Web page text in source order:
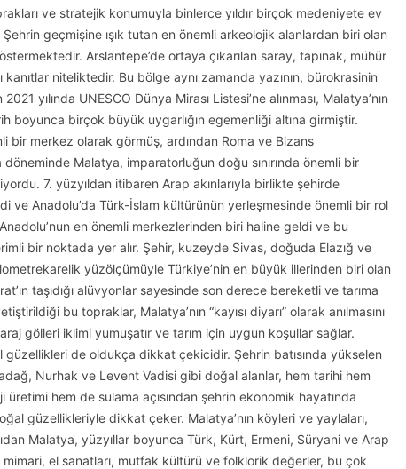
ve stratejik konumuyla binlerce yıldır birçok medeniyete ev
geçmişine ışık tutan en önemli arkeolojik alanlardan biri olan
Arslantepe’de ortaya çıkarılan saray, tapınak, mühür
niteliktedir. Bu bölge aynı zamanda yazının, bürokrasinin
yılında UNESCO Dünya Mirası Listesi’ne alınması, Malatya’nın
boyunca birçok büyük uygarlığın egemenliği altına girmiştir.
bir merkez olarak görmüş, ardından Roma ve Bizans
Malatya, imparatorluğun doğu sınırında önemli bir
7. yüzyıldan itibaren Arap akınlarıyla birlikte şehirde
ve Anadolu’da Türk-İslam kültürünün yerleşmesinde önemli bir rol
en önemli merkezlerinden biri haline geldi ve bu
bir noktada yer alır. Şehir, kuzeyde Sivas, doğuda Elazığ ve
yüzölçümüyle Türkiye’nin en büyük illerinden biri olan
taşıdığı alüvyonlar sayesinde son derece bereketli ve tarıma
bu topraklar, Malatya’nın “kayısı diyarı” olarak anılmasını
gölleri iklimi yumuşatır ve tarım için uygun koşullar sağlar.
güzellikleri de oldukça dikkat çekicidir. Şehrin batısında yükselen
Nurhak ve Levent Vadisi gibi doğal alanlar, hem tarihi hem
hem de sulama açısından şehrin ekonomik hayatında
güzellikleriyle dikkat çeker. Malatya’nın köyleri ve yaylaları,
Malatya, yüzyıllar boyunca Türk, Kürt, Ermeni, Süryani ve Arap
el sanatları, mutfak kültürü ve folklorik değerler, bu çok